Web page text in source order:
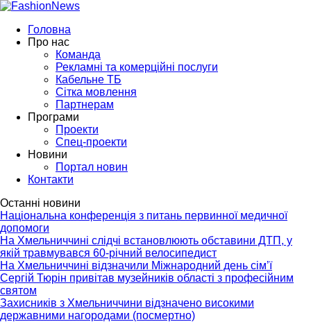
Головна
Про нас
Команда
Рекламні та комерційні послуги
Кабельне ТБ
Сітка мовлення
Партнерам
Програми
Проекти
Спец-проекти
Новини
Портал новин
Контакти
Останні новини
Національна конференція з питань первинної медичної
допомоги
На Хмельниччині слідчі встановлюють обставини ДТП, у
якій травмувався 60-річний велосипедист
На Хмельниччині відзначили Міжнародний день сім’ї
Сергій Тюрін привітав музейників області з професійним
святом
Захисників з Хмельниччини відзначено високими
державними нагородами (посмертно)